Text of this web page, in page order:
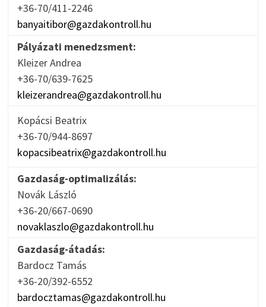
+36-70/411-2246
banyaitibor@gazdakontroll.hu
Pályázati menedzsment:
Kleizer Andrea
+36-70/639-7625
kleizerandrea@gazdakontroll.hu
Kopácsi Beatrix
+36-70/944-8697
kopacsibeatrix@gazdakontroll.hu
Gazdaság-optimalizálás:
Novák László
+36-20/667-0690
novaklaszlo@gazdakontroll.hu
Gazdaság-átadás:
Bardocz Tamás
+36-20/392-6552
bardocztamas@gazdakontroll.hu